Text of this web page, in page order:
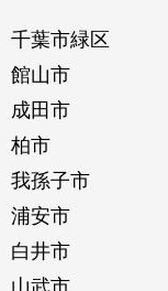
千葉市緑区
館山市
成田市
柏市
我孫子市
浦安市
白井市
山武市